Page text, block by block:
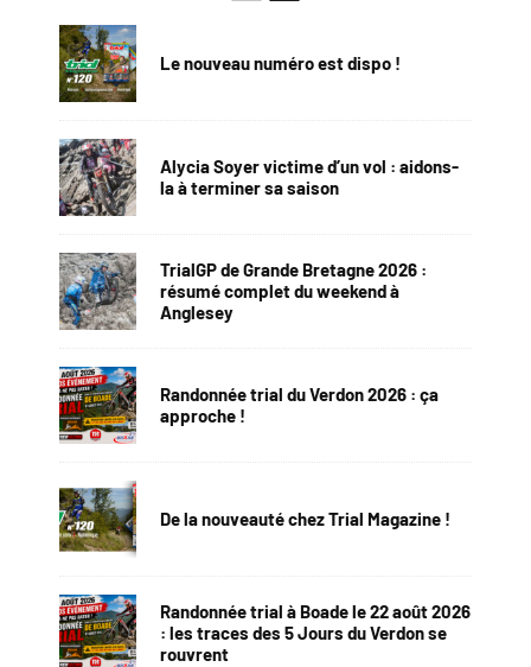
Le nouveau numéro est dispo !
Alycia Soyer victime d’un vol : aidons-
la à terminer sa saison
TrialGP de Grande Bretagne 2026 :
résumé complet du weekend à
Anglesey
Randonnée trial du Verdon 2026 : ça
approche !
De la nouveauté chez Trial Magazine !
Randonnée trial à Boade le 22 août 2026
: les traces des 5 Jours du Verdon se
rouvrent